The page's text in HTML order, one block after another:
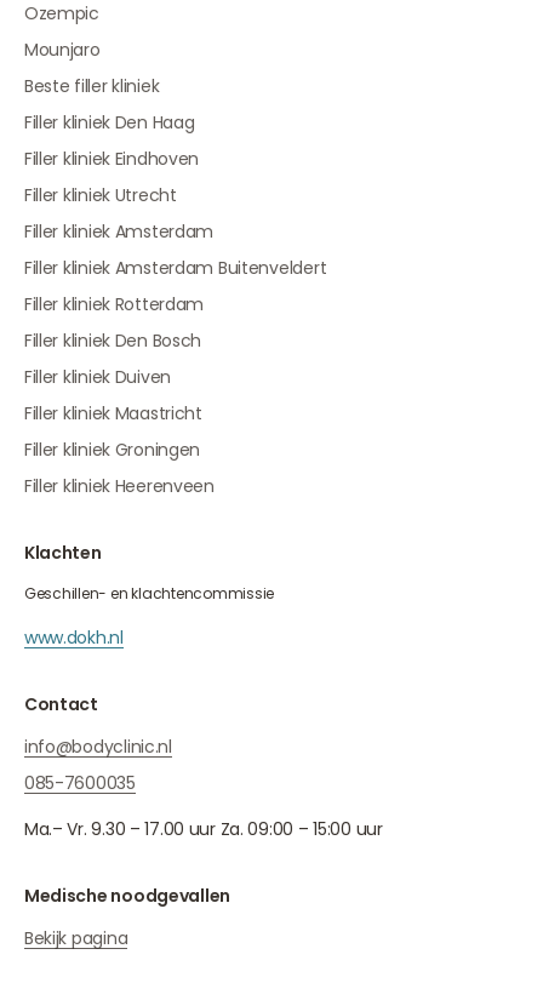
Ozempic
Mounjaro
Beste filler kliniek
Filler kliniek Den Haag
Filler kliniek Eindhoven
Filler kliniek Utrecht
Filler kliniek Amsterdam
Filler kliniek Amsterdam Buitenveldert
Filler kliniek Rotterdam
Filler kliniek Den Bosch
Filler kliniek Duiven
Filler kliniek Maastricht
Filler kliniek Groningen
Filler kliniek Heerenveen
Klachten
Geschillen- en klachtencommissie
www.dokh.nl
Contact
info@bodyclinic.nl
085-7600035
Ma.– Vr. 9.30 – 17.00 uur Za. 09:00 – 15:00 uur
Medische noodgevallen
Bekijk pagina